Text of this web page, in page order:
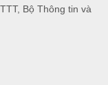
Bộ Thông tin và